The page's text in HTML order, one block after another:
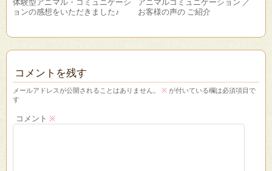
体験型アニマル・コミュニケーシ
ョンの感想をいただきました♪
アニマルコミュニケーション ／
お客様の声の ご紹介
コメントを残す
メールアドレスが公開されることはありません。 ※ が付いている欄は必須項目で
す
コメント ※